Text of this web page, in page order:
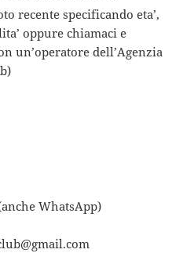
recente specificando eta’,
oppure chiamaci e
un’operatore dell’Agenzia
WhatsApp)